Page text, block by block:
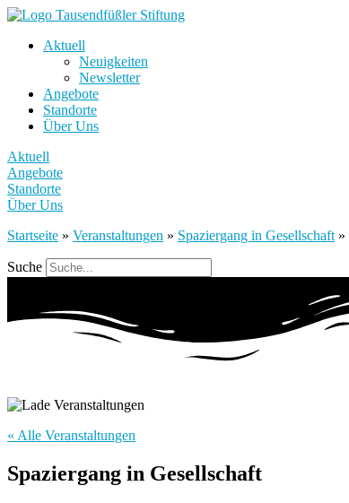
Aktuell
Neuigkeiten
Newsletter
Angebote
Standorte
Über Uns
Aktuell
Angebote
Standorte
Über Uns
Startseite » Veranstaltungen » Spaziergang in Gesellschaft »
Suche
« Alle Veranstaltungen
Spaziergang in Gesellschaft